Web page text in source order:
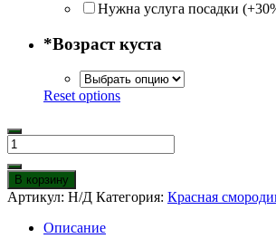
Нужна услуга посадки
*Возраст куста
Reset options
Количество
товара
Смородина
красная
Красный
крест
В корзину
Артикул: Н/Д Категория: Красная
Описание